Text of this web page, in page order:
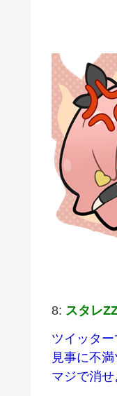
8: スタレ
ツイッタ
見事に不
マジで消